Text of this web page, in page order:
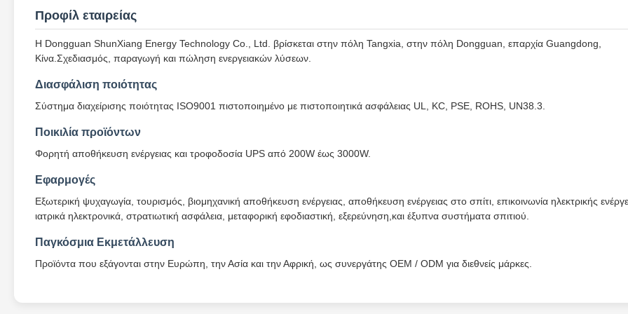
Προφίλ εταιρείας
Η Dongguan ShunXiang Energy Technology Co., Ltd. βρίσκεται στην πόλη Tangxia, στην πόλη Dongguan, επαρχία Guangdong,
Κίνα.Σχεδιασμός, παραγωγή και πώληση ενεργειακών λύσεων.
Διασφάλιση ποιότητας
Σύστημα διαχείρισης ποιότητας ISO9001 πιστοποιημένο με πιστοποιητικά ασφάλειας UL, KC, PSE, ROHS, UN38.3.
Ποικιλία προϊόντων
Φορητή αποθήκευση ενέργειας και τροφοδοσία UPS από 200W έως 3000W.
Εφαρμογές
Εξωτερική ψυχαγωγία, τουρισμός, βιομηχανική αποθήκευση ενέργειας, αποθήκευση ενέργειας στο σπίτι, επικοινωνία ηλεκτρικής
ιατρικά ηλεκτρονικά, στρατιωτική ασφάλεια, μεταφορική εφοδιαστική, εξερεύνηση,και έξυπνα συστήματα σπιτιού.
Παγκόσμια Εκμετάλλευση
Προϊόντα που εξάγονται στην Ευρώπη, την Ασία και την Αφρική, ως συνεργάτης OEM / ODM για διεθνείς μάρκες.